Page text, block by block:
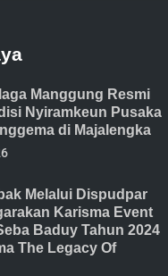
Manggung Resmi
Nyiramkeun Pusaka
di Majalengka
Melalui Dispudpar
Karisma Event
Baduy Tahun 2024
The Legacy Of